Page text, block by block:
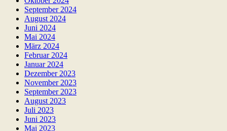
September 2024
August 2024
Juni 2024
Mai 2024
März 2024
Februar 2024
Januar 2024
Dezember 2023
November 2023
September 2023
August 2023
Juli 2023
Juni 2023
Mai 2023